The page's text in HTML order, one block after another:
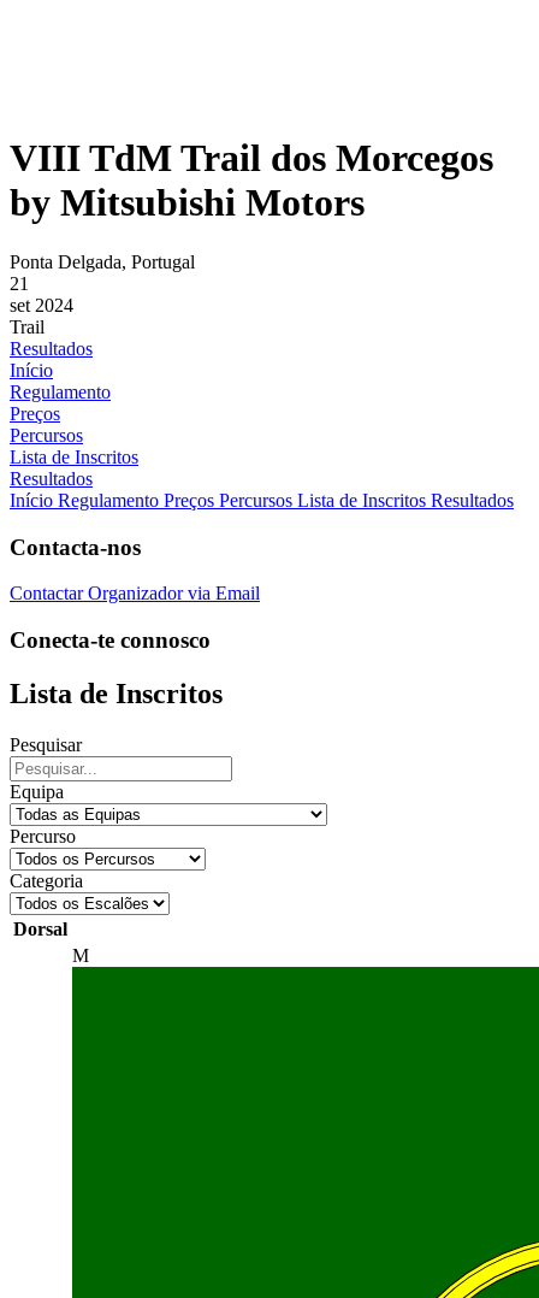
VIII TdM Trail dos Morcegos
by Mitsubishi Motors
Ponta Delgada, Portugal
21
set 2024
Trail
Resultados
Início
Regulamento
Preços
Percursos
Lista de Inscritos
Resultados
Início Regulamento Preços Percursos Lista de Inscritos Resultados
Contacta-nos
Contactar Organizador via Email
Conecta-te connosco
Lista de Inscritos
Pesquisar
Equipa
Percurso
Categoria
Dorsal
M